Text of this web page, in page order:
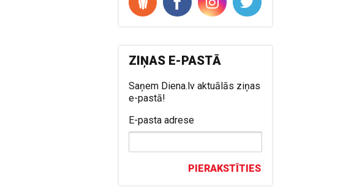
ZIŅAS E-PASTĀ
Saņem Diena.lv aktuālās ziņas
e-pastā!
E-pasta adrese
PIERAKSTĪTIES